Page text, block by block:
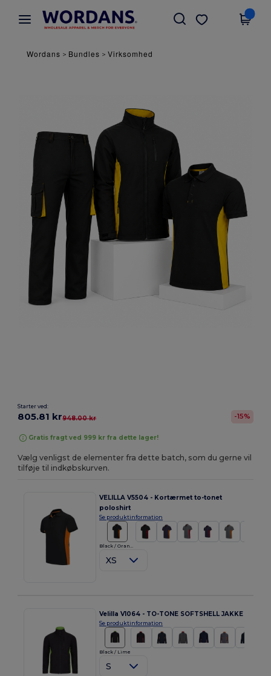
× Wordans-app
Bedre priser i appen!
Hent app
Wordans > Bundles >Virksomhed
Starter ved:
805.81 kr948.00 kr -15%
Gratis fragt ved 999 kr fra dette lager!
Vælg venligst de elementer fra dette batch, som du gerne vil
tilføje til indkøbskurven.
VELILLA V5504 - Kortærmet to-tonet
poloshirt
Se produktinformation
Black / Orange
XS
Velilla V1064 - TO-TONE SOFTSHELL JAKKE
Se produktinformation
Black / Lime
S